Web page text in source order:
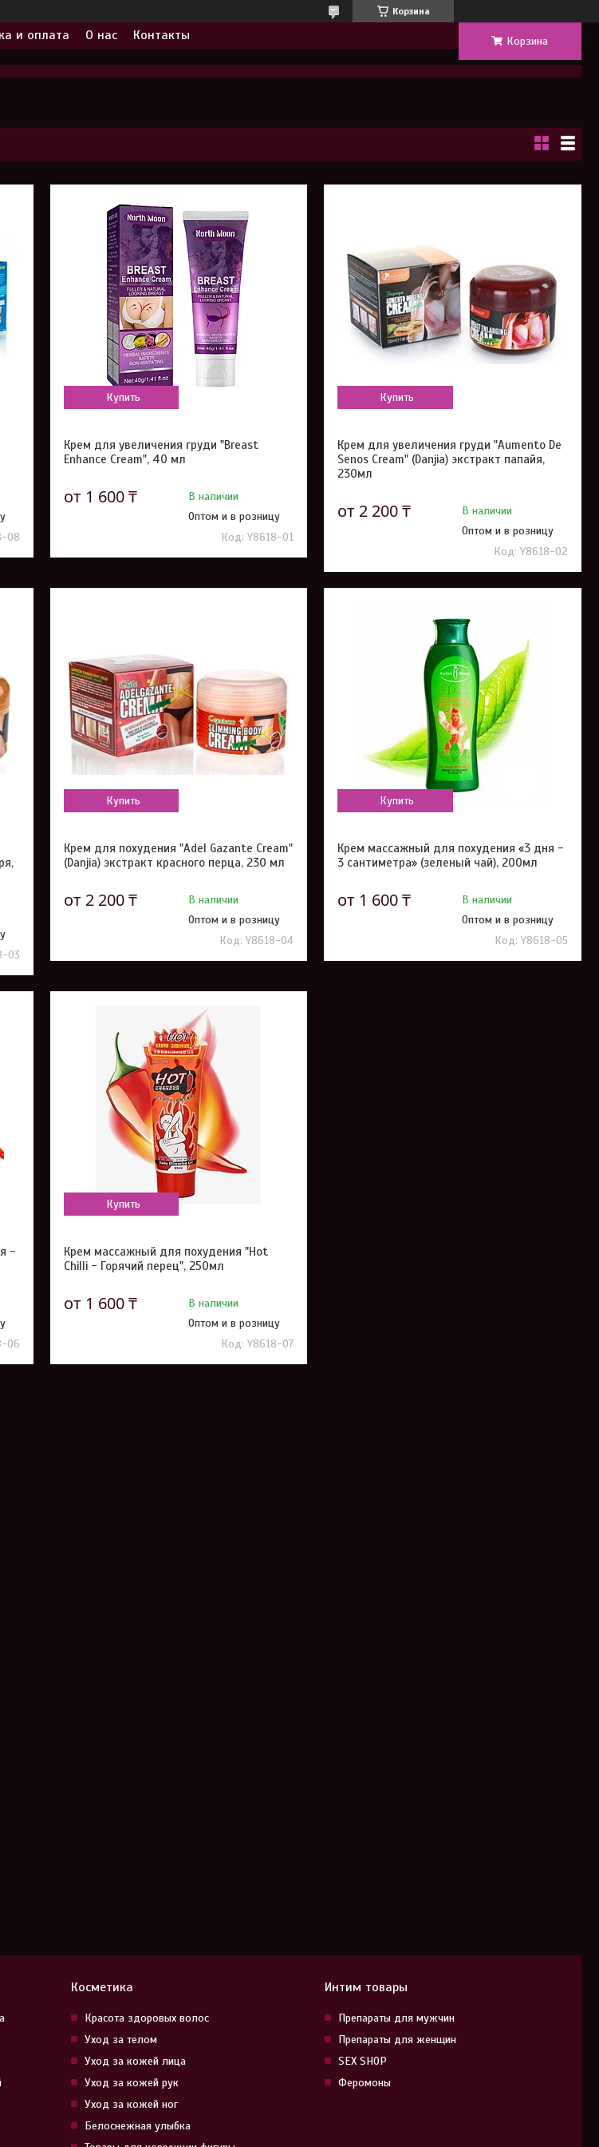
Корзина
и оплата О нас Контакты Корзина
08
Купить
Крем для увеличения груди "Breast
Enhance Cream", 40 мл
от 1 600 ₸
В наличии
Оптом и в розницу
Y8618-01
Купить
Крем для увеличения груди "Aumento De
Senos Cream" (Danjia) экстракт папайя,
230мл
от 2 200 ₸
В наличии
Оптом и в розницу
Y8618-02
03
Купить
Крем для похудения "Adel Gazante Cream"
(Danjia) экстракт красного перца, 230 мл
от 2 200 ₸
В наличии
Оптом и в розницу
Y8618-04
Купить
Крем массажный для похудения «3 дня -
3 сантиметра» (зеленый чай), 200мл
от 1 600 ₸
В наличии
Оптом и в розницу
Y8618-05
-
06
Купить
Крем массажный для похудения "Hot
Chilli - Горячий перец", 250мл
от 1 600 ₸
В наличии
Оптом и в розницу
Y8618-07
Косметика
Красота здоровых волос
Уход за телом
Уход за кожей лица
Уход за кожей рук
Уход за кожей ног
Белоснежная улыбка
Интим товары
Препараты для мужчин
Препараты для женщин
SEX SHOP
Феромоны